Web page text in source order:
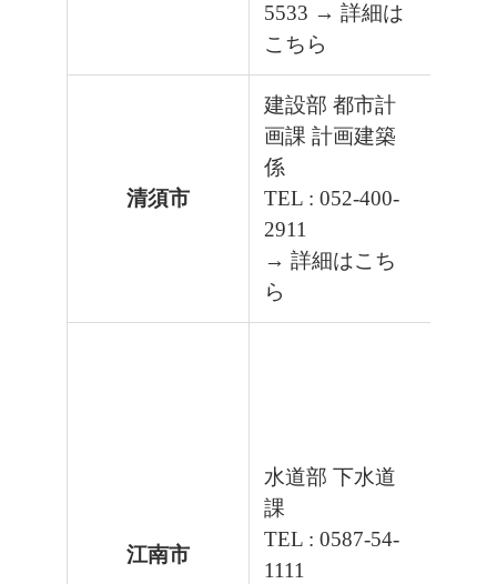
5533 → 詳細は
こちら
清須市
建設部 都市計
画課 計画建築
係
TEL : 052-400-
2911
→ 詳細はこち
ら
江南市
水道部 下水道
課
TEL : 0587-54-
1111